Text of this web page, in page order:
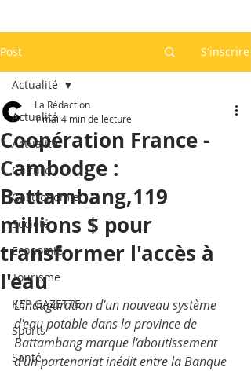
Post S'inscrire
Actualité
Actualité
Culture
Gastronomie
Société
Economie
Tourisme
KEP GAZETTE
Sports
Santé
Actualité
Coopération France -
Cambodge :
Battambang,119
millions $ pour
transformer l'accès à
l'eau
La Rédaction
1 mai 4 min de lecture
L'inauguration d'un nouveau système
d'eau potable dans la province de
Battambang marque l'aboutissement
d'un partenariat inédit entre la Banque